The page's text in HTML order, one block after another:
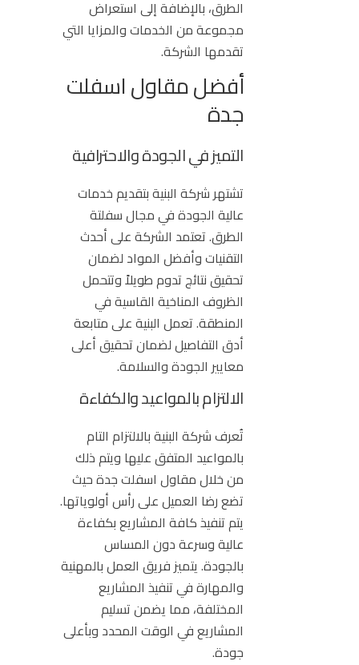
الطرق، بالإضافة إلى استعراض
مجموعة من الخدمات والمزايا التي
تقدمها الشركة.
أفضل مقاول اسفلت
جدة
التميز في الجودة والاحترافية
تشتهر شركة البنية بتقديم خدمات
عالية الجودة في مجال سفلتة
الطرق. تعتمد الشركة على أحدث
التقنيات وأفضل المواد لضمان
تحقيق نتائج تدوم طويلاً وتتحمل
الظروف المناخية القاسية في
المنطقة. تعمل البنية على متابعة
أدق التفاصيل لضمان تحقيق أعلى
معايير الجودة والسلامة.
الالتزام بالمواعيد والكفاءة
تُعرف شركة البنية بالالتزام التام
بالمواعيد المتفق عليها ويتم ذلك
من خلال مقاول اسفلت جدة حيث
تضع رضا العميل على رأس أولوياتها.
يتم تنفيذ كافة المشاريع بكفاءة
عالية وسرعة دون المساس
بالجودة. يتميز فريق العمل بالمهنية
والمهارة في تنفيذ المشاريع
المختلفة، مما يضمن تسليم
المشاريع في الوقت المحدد وبأعلى
جودة.